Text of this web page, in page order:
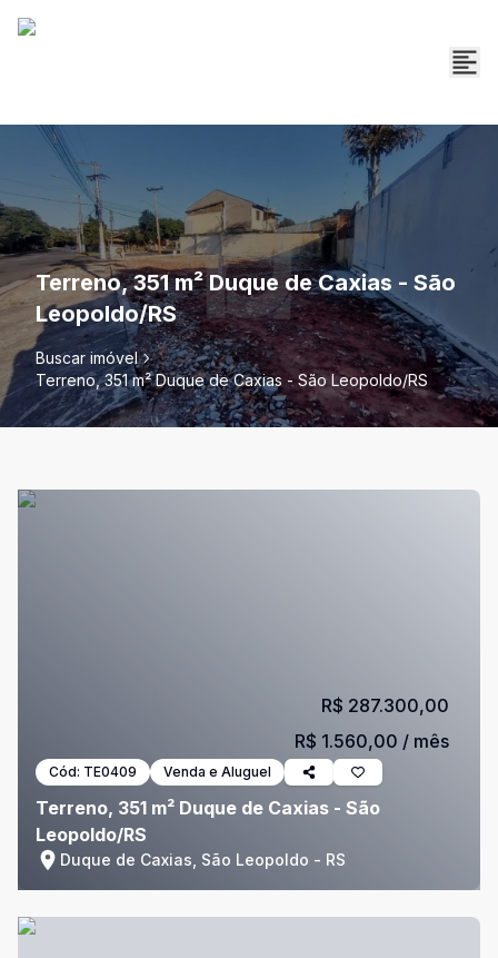
Terreno, 351 m² Duque de Caxias - São
Leopoldo/RS
Buscar imóvel
Terreno, 351 m² Duque de Caxias - São Leopoldo/RS
Cód: TE0409 Venda e Aluguel
Terreno, 351 m² Duque de Caxias - São
Leopoldo/RS
Duque de Caxias, São Leopoldo - RS
R$ 287.300,00
R$ 1.560,00 / mês